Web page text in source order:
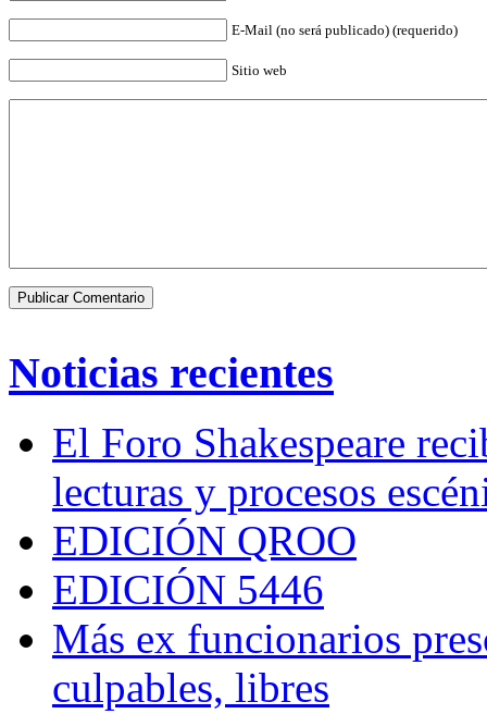
E-Mail (no será publicado) (requerido)
Sitio web
Noticias recientes
El Foro Shakespeare
lecturas y procesos
EDICIÓN QROO
EDICIÓN 5446
Más ex funcionarios
culpables, libres